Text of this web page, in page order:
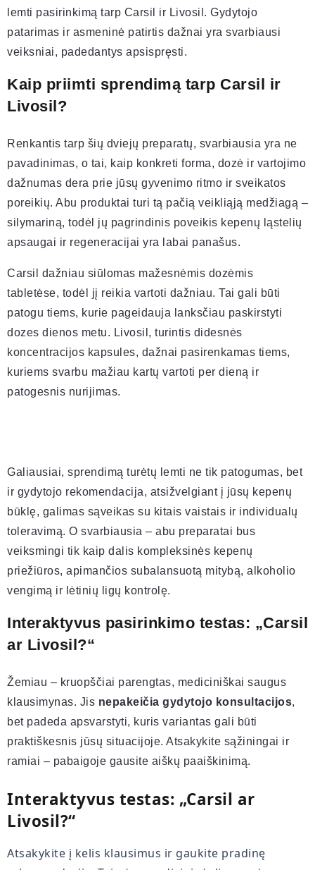
lemti pasirinkimą tarp Carsil ir Livosil. Gydytojo
patarimas ir asmeninė patirtis dažnai yra svarbiausi
veiksniai, padedantys apsispręsti.
Kaip priimti sprendimą tarp Carsil ir
Livosil?
Renkantis tarp šių dviejų preparatų, svarbiausia yra ne
pavadinimas, o tai, kaip konkreti forma, dozė ir vartojimo
dažnumas dera prie jūsų gyvenimo ritmo ir sveikatos
poreikių. Abu produktai turi tą pačią veikliąją medžiagą –
silymariną, todėl jų pagrindinis poveikis kepenų ląstelių
apsaugai ir regeneracijai yra labai panašus.
Carsil dažniau siūlomas mažesnėmis dozėmis
tabletėse, todėl jį reikia vartoti dažniau. Tai gali būti
patogu tiems, kurie pageidauja lanksčiau paskirstyti
dozes dienos metu. Livosil, turintis didesnės
koncentracijos kapsules, dažnai pasirenkamas tiems,
kuriems svarbu mažiau kartų vartoti per dieną ir
patogesnis nurijimas.
Galiausiai, sprendimą turėtų lemti ne tik patogumas, bet
ir gydytojo rekomendacija, atsižvelgiant į jūsų kepenų
būklę, galimas sąveikas su kitais vaistais ir individualų
toleravimą. O svarbiausia – abu preparatai bus
veiksmingi tik kaip dalis kompleksinės kepenų
priežiūros, apimančios subalansuotą mitybą, alkoholio
vengimą ir lėtinių ligų kontrolę.
Interaktyvus pasirinkimo testas: „Carsil
ar Livosil?“
Žemiau – kruopščiai parengtas, mediciniškai saugus
klausimynas. Jis nepakeičia gydytojo konsultacijos,
bet padeda apsvarstyti, kuris variantas gali būti
praktiškesnis jūsų situacijoje. Atsakykite sąžiningai ir
ramiai – pabaigoje gausite aiškų paaiškinimą.
Interaktyvus testas: „Carsil ar
Livosil?“
Atsakykite į kelis klausimus ir gaukite pradinę